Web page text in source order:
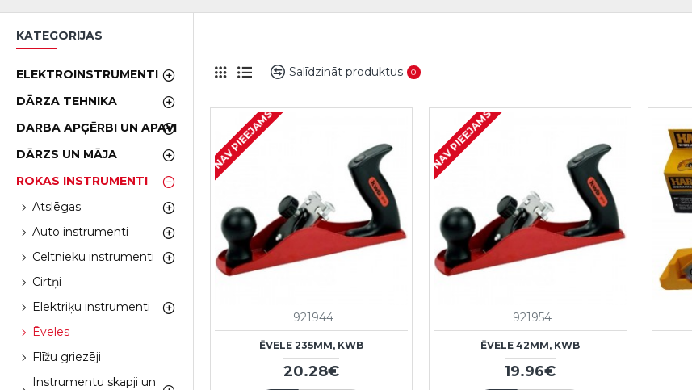
KATEGORIJAS
ELEKTROINSTRUMENTI
DĀRZA TEHNIKA
DARBA APĢĒRBI UN APAVI
DĀRZS UN MĀJA
ROKAS INSTRUMENTI
Atslēgas
Auto instrumenti
Celtnieku instrumenti
Cirtņi
Elektriķu instrumenti
Ēveles
Flīžu griezēji
Instrumentu skapji un
Salīdzināt produktus 0
NAV PIEEJAMS
921944
ĒVELE 235MM, KWB
20.28€
NAV PIEEJAMS
921954
ĒVELE 42MM, KWB
19.96€